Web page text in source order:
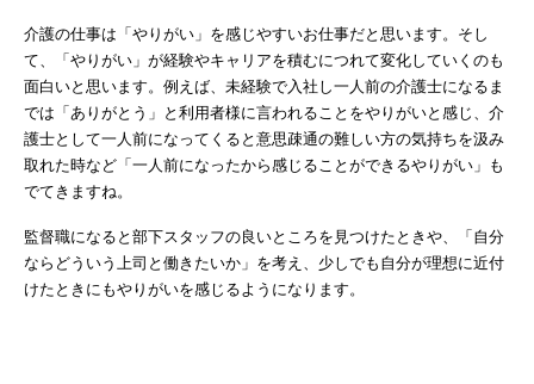
介護の仕事は「やりがい」を感じやすいお仕事だと思います。そし
て、「やりがい」が経験やキャリアを積むにつれて変化していくのも
面白いと思います。例えば、未経験で入社し一人前の介護士になるま
では「ありがとう」と利用者様に言われることをやりがいと感じ、介
護士として一人前になってくると意思疎通の難しい方の気持ちを汲み
取れた時など「一人前になったから感じることができるやりがい」も
でてきますね。
監督職になると部下スタッフの良いところを見つけたときや、「自分
ならどういう上司と働きたいか」を考え、少しでも自分が理想に近付
けたときにもやりがいを感じるようになります。